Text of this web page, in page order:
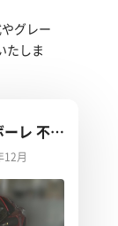
グレー
たしま
レ 不動
12月